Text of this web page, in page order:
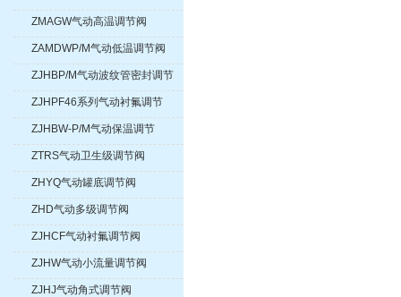
ZMAGW气动高温调节阀
ZAMDWP/M气动低温调节阀
ZJHBP/M气动波纹管密封调节
阀
ZJHPF46系列气动衬氟调节
阀、气动衬四氟调节阀
ZJHBW-P/M气动保温调节
阀、夹套保温气动调节阀
ZTRS气动卫生级调节阀
ZHYQ气动罐底调节阀
ZHD气动多级调节阀
ZJHCF气动衬氟调节阀
ZJHW气动小流量调节阀
ZJHJ气动角式调节阀